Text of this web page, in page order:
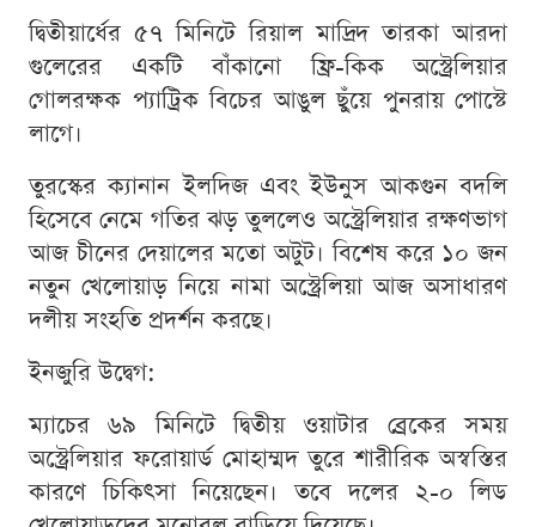
দ্বিতীয়ার্ধের ৫৭ মিনিটে রিয়াল মাদ্রিদ তারকা আরদা
গুলেরের একটি বাঁকানো ফ্রি-কিক অস্ট্রেলিয়ার
গোলরক্ষক প্যাট্রিক বিচের আঙুল ছুঁয়ে পুনরায় পোস্টে
লাগে।
তুরস্কের ক্যানান ইলদিজ এবং ইউনুস আকগুন বদলি
হিসেবে নেমে গতির ঝড় তুললেও অস্ট্রেলিয়ার রক্ষণভাগ
আজ চীনের দেয়ালের মতো অটুট। বিশেষ করে ১০ জন
নতুন খেলোয়াড় নিয়ে নামা অস্ট্রেলিয়া আজ অসাধারণ
দলীয় সংহতি প্রদর্শন করছে।
ইনজুরি উদ্বেগ:
ম্যাচের ৬৯ মিনিটে দ্বিতীয় ওয়াটার ব্রেকের সময়
অস্ট্রেলিয়ার ফরোয়ার্ড মোহাম্মদ তুরে শারীরিক অস্বস্তির
কারণে চিকিৎসা নিয়েছেন। তবে দলের ২-০ লিড